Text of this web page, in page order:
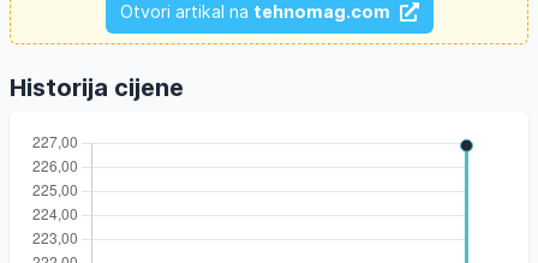
Otvori artikal na tehnomag.com
Historija cijene